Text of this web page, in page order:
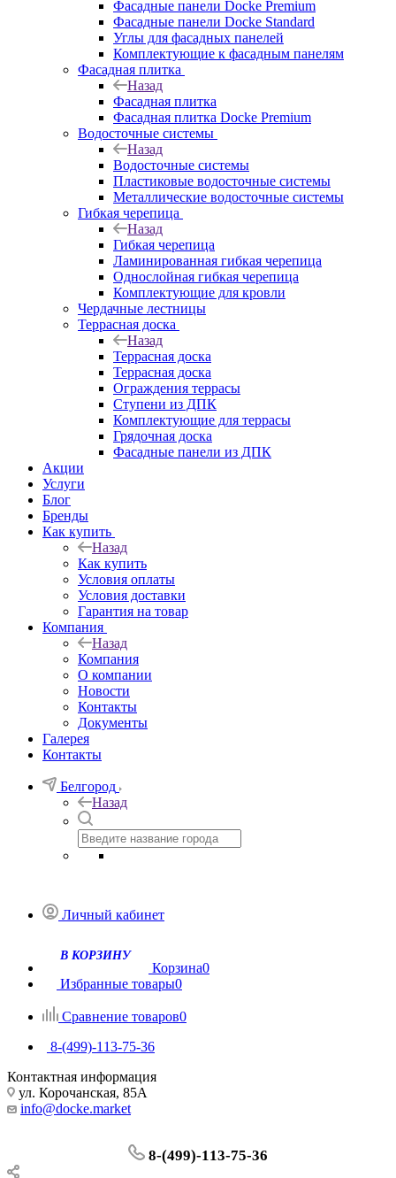
Фасадные панели Docke Premium
Фасадные панели Docke Standard
Углы для фасадных панелей
Комплектующие к фасадным панелям
Фасадная плитка
Назад
Фасадная плитка
Фасадная плитка Docke Premium
Водосточные системы
Назад
Водосточные системы
Пластиковые водосточные системы
Металлические водосточные системы
Гибкая черепица
Назад
Гибкая черепица
Ламинированная гибкая черепица
Однослойная гибкая черепица
Комплектующие для кровли
Чердачные лестницы
Террасная доска
Назад
Террасная доска
Террасная доска
Ограждения террасы
Ступени из ДПК
Комплектующие для террасы
Грядочная доска
Фасадные панели из ДПК
Акции
Услуги
Блог
Бренды
Как купить
Назад
Как купить
Условия оплаты
Условия доставки
Гарантия на товар
Компания
Назад
Компания
О компании
Новости
Контакты
Документы
Галерея
Контакты
Белгород
Назад
Личный кабинет
Корзина0
Избранные товары0
Сравнение товаров0
8-(499)-113-75-36
Контактная информация
ул. Корочанская, 85А
info@docke.market
8-(499)-113-75-36